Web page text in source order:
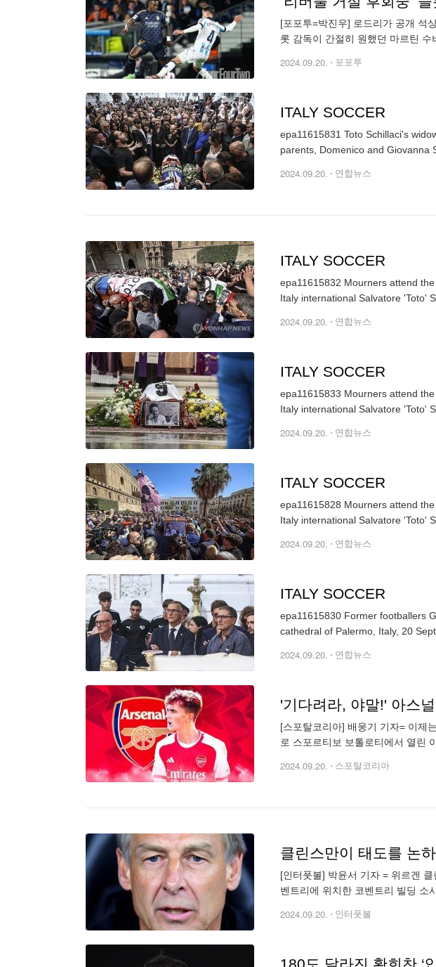
[포포투=박진우] 로드리가 공개 석
롯 감독이 간절히 원했던 마르틴 수
2024.09.20. 포포투
ITALY SOCCER
epa11615831 Toto Schillaci's
parents, Domenico and Giovanna
2024.09.20. 연합뉴스
ITALY SOCCER
epa11615832 Mourners attend
Italy
2024.09.20. 연합뉴스
ITALY SOCCER
epa11615833 Mourners attend
Italy
2024.09.20. 연합뉴스
ITALY SOCCER
epa11615828 Mourners attend
Italy
2024.09.20. 연합뉴스
ITALY SOCCER
epa11615830 Former footballers
cathedral of Palermo, Italy, 20
2024.09.20. 연합뉴스
[스포탈코리아] 배웅기 기자= 이제
로 스포르티보 보톨로티에서 열린
2024.09.20. 스포탈코리아
클린스만이 태도를 논
[인터풋볼] 박윤서 기자 = 위르겐
벤트리에 위치한 코벤트리 빌딩 소
2024.09.20. 인터풋볼